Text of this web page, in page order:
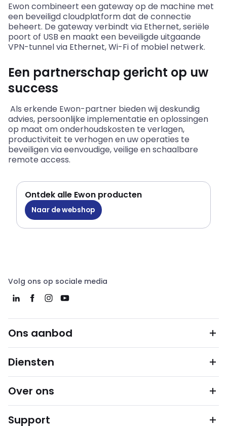
Ewon combineert een gateway op de machine met
een beveiligd cloudplatform dat de connectie
beheert. De gateway verbindt via Ethernet, seriële
poort of USB en maakt een beveiligde uitgaande
VPN-tunnel via Ethernet, Wi-Fi of mobiel netwerk.
Een partnerschap gericht op uw
success
Als erkende Ewon-partner bieden wij deskundig
advies, persoonlijke implementatie en oplossingen
op maat om onderhoudskosten te verlagen,
productiviteit te verhogen en uw operaties te
beveiligen via eenvoudige, veilige en schaalbare
remote access.
Ontdek alle Ewon producten
Naar de webshop
Volg ons op sociale media
Ons aanbod
Diensten
Over ons
Support